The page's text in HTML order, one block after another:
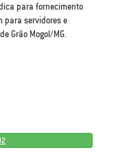
para fornecimento
para servidores e
Grão Mogol/MG.